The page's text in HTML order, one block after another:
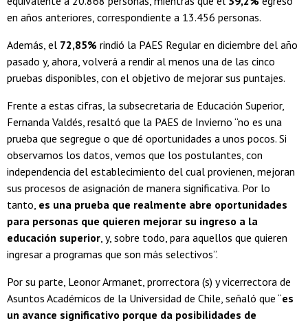
en años anteriores, correspondiente a 13.456 personas.
Además, el 72,85% rindió la PAES Regular en diciembre del año
pasado y, ahora, volverá a rendir al menos una de las cinco
pruebas disponibles, con el objetivo de mejorar sus puntajes.
Frente a estas cifras, la subsecretaria de Educación Superior,
Fernanda Valdés, resaltó que la PAES de Invierno “no es una
prueba que segregue o que dé oportunidades a unos pocos. Si
observamos los datos, vemos que los postulantes, con
independencia del establecimiento del cual provienen, mejoran
sus procesos de asignación de manera significativa. Por lo
tanto, es una prueba que realmente abre oportunidades
para personas que quieren mejorar su ingreso a la
educación superior, y, sobre todo, para aquellos que quieren
ingresar a programas que son más selectivos”.
Por su parte, Leonor Armanet, prorrectora (s) y vicerrectora de
Asuntos Académicos de la Universidad de Chile, señaló que “es
un avance significativo porque da posibilidades de